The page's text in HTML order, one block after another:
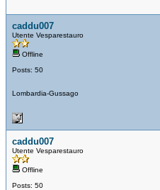
caddu007
Utente Vesparestauro
Offline
Posts: 50
Lombardia-Gussago
caddu007
Utente Vesparestauro
Offline
Posts: 50